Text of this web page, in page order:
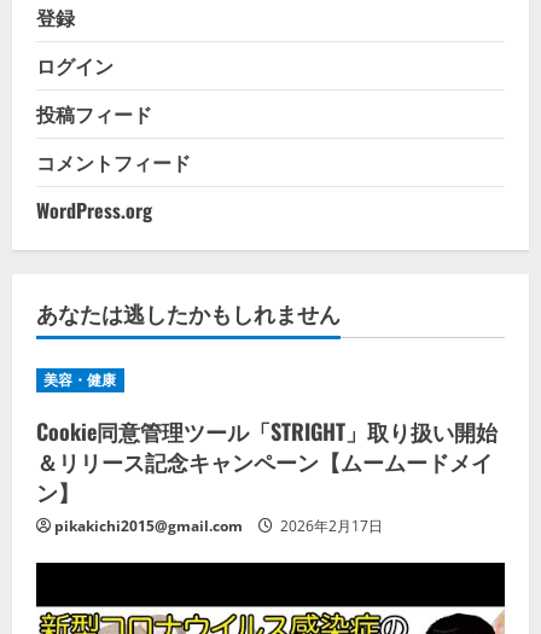
登録
ログイン
投稿フィード
コメントフィード
WordPress.org
あなたは逃したかもしれません
美容・健康
Cookie同意管理ツール「STRIGHT」取り扱い開始
＆リリース記念キャンペーン【ムームードメイ
ン】
pikakichi2015@gmail.com 2026年2月17日